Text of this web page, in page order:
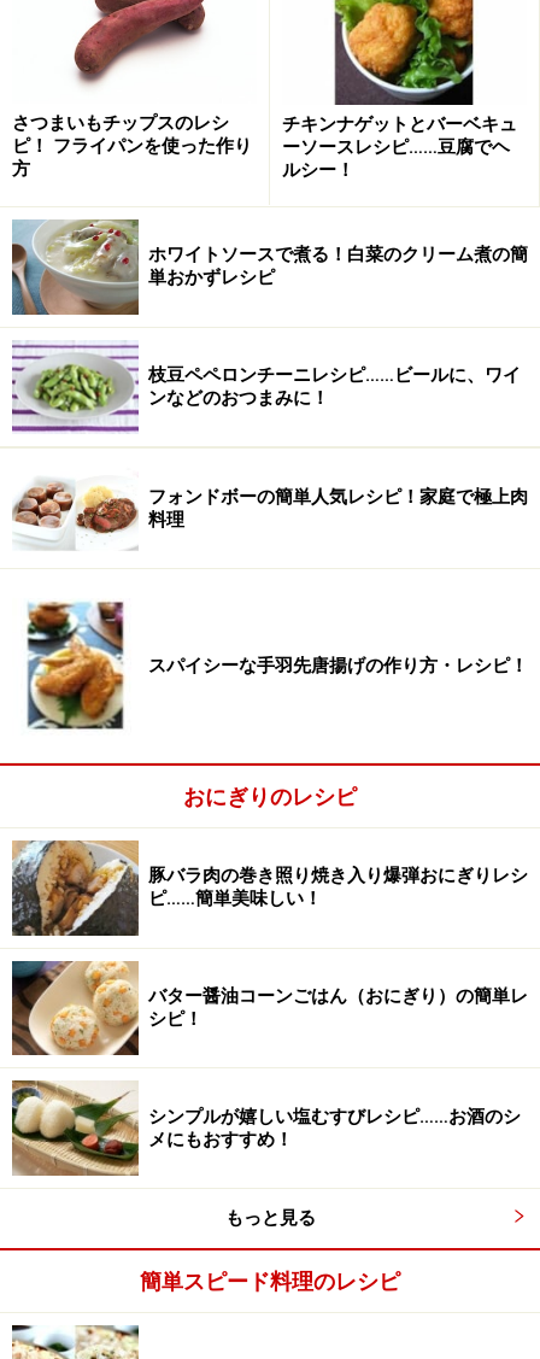
じゃこはしらすでも代用可。大葉がない場合は青ネギで
も代用できます。
じゃこと大葉の味噌チーズ焼きおにぎりの
■焼きおにぎりの作り方
1
大葉を粗みじん切りにする。
大葉6、7枚分を粗みじん切りにします。 トッピング用に
3、4枚分を千切りにします。
2
混ぜる。
ごはんにじゃこ、味噌、粉チーズ、大葉を加え、混ぜま
す。
※冷やごはんを使う場合はレンジ等で温めてから、混ぜ
てください。※じゃこや味噌の塩分により、味噌の使用
量を調整してください。いったん混ぜた後、味見をし、
さらに味噌を追加するのがおすすめです。※チーズの量
さつまいもチップスのレシ
ピ！ フライパンを使った作り
方
チキンナゲットとバーベキュ
ーソースレシピ……豆腐でヘ
ルシー！
ホワイトソースで煮る！白菜のクリーム煮の簡
単おかずレシピ
枝豆ペペロンチーニレシピ……ビールに、ワイ
ンなどのおつまみに！
フォンドボーの簡単人気レシピ！家庭で極上肉
料理
スパイシーな手羽先唐揚げの作り方・レシピ！
おにぎりのレシピ
豚バラ肉の巻き照り焼き入り爆弾おにぎりレシ
ピ……簡単美味しい！
バター醤油コーンごはん（おにぎり）の簡単レ
シピ！
シンプルが嬉しい塩むすびレシピ……お酒のシ
メにもおすすめ！
もっと見る
簡単スピード料理のレシピ